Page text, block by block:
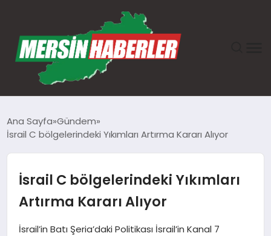
GÜNDEM
EKONOMI
SAĞLIK
Ana Sayfa Gündem
İsrail C bölgelerindeki Yıkımları Artırma Kararı Alıyor
İsrail C bölgelerindeki Yıkımları
Artırma Kararı Alıyor
İsrail’in Batı Şeria’daki Politikası İsrail’in Kanal 7